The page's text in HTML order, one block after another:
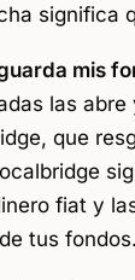
significa
mis
las
que
fiat y
tus fondos.